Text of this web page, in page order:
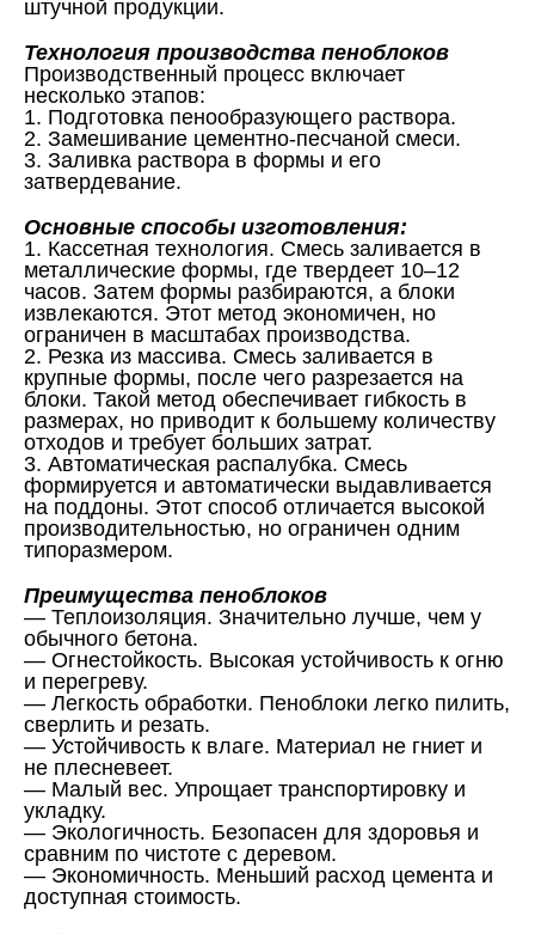
штучной продукции.
Технология производства пеноблоков
Производственный процесс включает
несколько этапов:
1. Подготовка пенообразующего раствора.
2. Замешивание цементно-песчаной смеси.
3. Заливка раствора в формы и его
затвердевание.
Основные способы изготовления:
1. Кассетная технология. Смесь заливается в
металлические формы, где твердеет 10–12
часов. Затем формы разбираются, а блоки
извлекаются. Этот метод экономичен, но
ограничен в масштабах производства.
2. Резка из массива. Смесь заливается в
крупные формы, после чего разрезается на
блоки. Такой метод обеспечивает гибкость в
размерах, но приводит к большему количеству
отходов и требует больших затрат.
3. Автоматическая распалубка. Смесь
формируется и автоматически выдавливается
на поддоны. Этот способ отличается высокой
производительностью, но ограничен одним
типоразмером.
Преимущества пеноблоков
— Теплоизоляция. Значительно лучше, чем у
обычного бетона.
— Огнестойкость. Высокая устойчивость к огню
и перегреву.
— Легкость обработки. Пеноблоки легко пилить,
сверлить и резать.
— Устойчивость к влаге. Материал не гниет и
не плесневеет.
— Малый вес. Упрощает транспортировку и
укладку.
— Экологичность. Безопасен для здоровья и
сравним по чистоте с деревом.
— Экономичность. Меньший расход цемента и
доступная стоимость.